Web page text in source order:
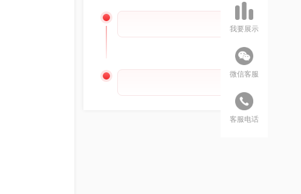
我要展示
微信客服
客服电话